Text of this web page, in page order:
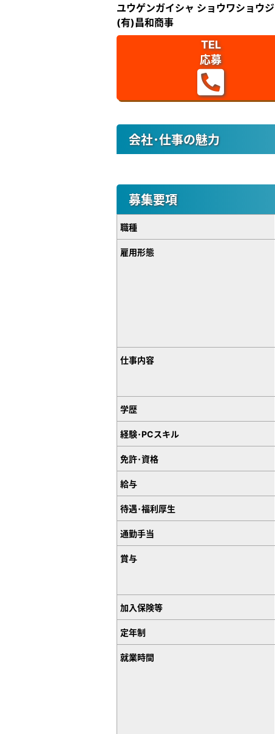
ユウゲンガイシャ ショウワショウジ
(有)昌和商事
TEL
応募
会社･仕事の魅力
募集要項
職種
雇用形態
仕事内容
学歴
経験･PCスキル
免許･資格
給与
待遇･福利厚生
通勤手当
賞与
加入保険等
定年制
就業時間